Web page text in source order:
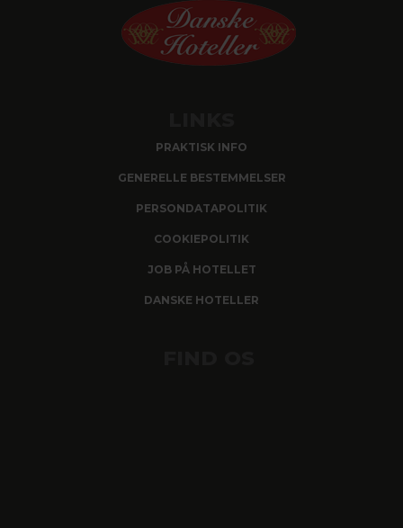
PRAKTISK INFO
GENERELLE BESTEMMELSER
PERSONDATAPOLITIK
COOKIEPOLITIK
JOB PÅ HOTELLET
DANSKE HOTELLER